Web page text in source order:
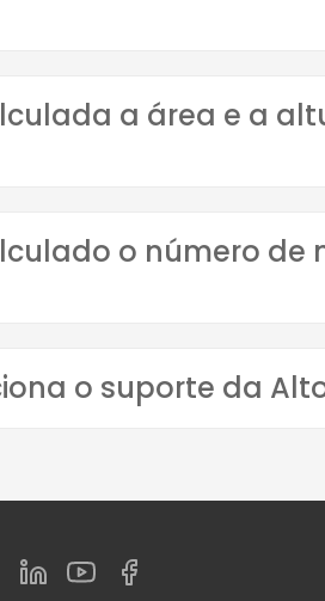
a área e a
o número de
o suporte da